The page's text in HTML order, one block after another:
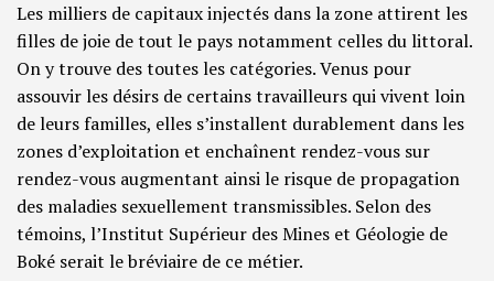
Les milliers de capitaux injectés dans la zone attirent les
filles de joie de tout le pays notamment celles du littoral.
On y trouve des toutes les catégories. Venus pour
assouvir les désirs de certains travailleurs qui vivent loin
de leurs familles, elles s’installent durablement dans les
zones d’exploitation et enchaînent rendez-vous sur
rendez-vous augmentant ainsi le risque de propagation
des maladies sexuellement transmissibles. Selon des
témoins, l’Institut Supérieur des Mines et Géologie de
Boké serait le bréviaire de ce métier.